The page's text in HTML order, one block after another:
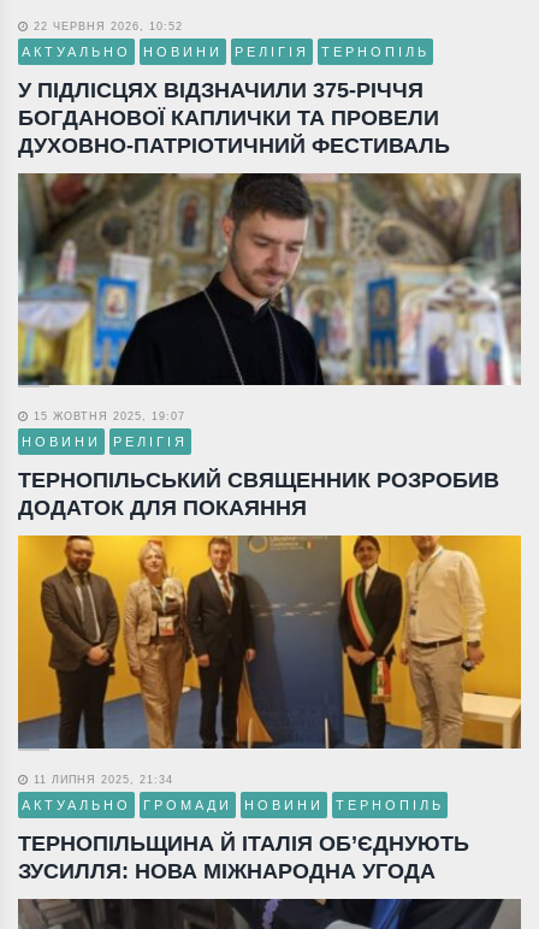
22 ЧЕРВНЯ 2026, 10:52
АКТУАЛЬНО НОВИНИ РЕЛІГІЯ ТЕРНОПІЛЬ
У ПІДЛІСЦЯХ ВІДЗНАЧИЛИ 375-РІЧЧЯ
БОГДАНОВОЇ КАПЛИЧКИ ТА ПРОВЕЛИ
ДУХОВНО-ПАТРІОТИЧНИЙ ФЕСТИВАЛЬ
15 ЖОВТНЯ 2025, 19:07
НОВИНИ РЕЛІГІЯ
ТЕРНОПІЛЬСЬКИЙ СВЯЩЕННИК РОЗРОБИВ
ДОДАТОК ДЛЯ ПОКАЯННЯ
11 ЛИПНЯ 2025, 21:34
АКТУАЛЬНО ГРОМАДИ НОВИНИ ТЕРНОПІЛЬ
ТЕРНОПІЛЬЩИНА Й ІТАЛІЯ ОБ’ЄДНУЮТЬ
ЗУСИЛЛЯ: НОВА МІЖНАРОДНА УГОДА